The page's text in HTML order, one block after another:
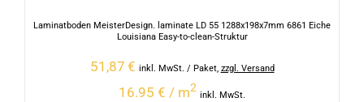
Laminatboden MeisterDesign. laminate LD 55 1288x198x7mm 6861 Eiche
Louisiana Easy-to-clean-Struktur
51,87 € inkl. MwSt. / Paket, zzgl. Versand
16.95 € / m2
inkl. MwSt.